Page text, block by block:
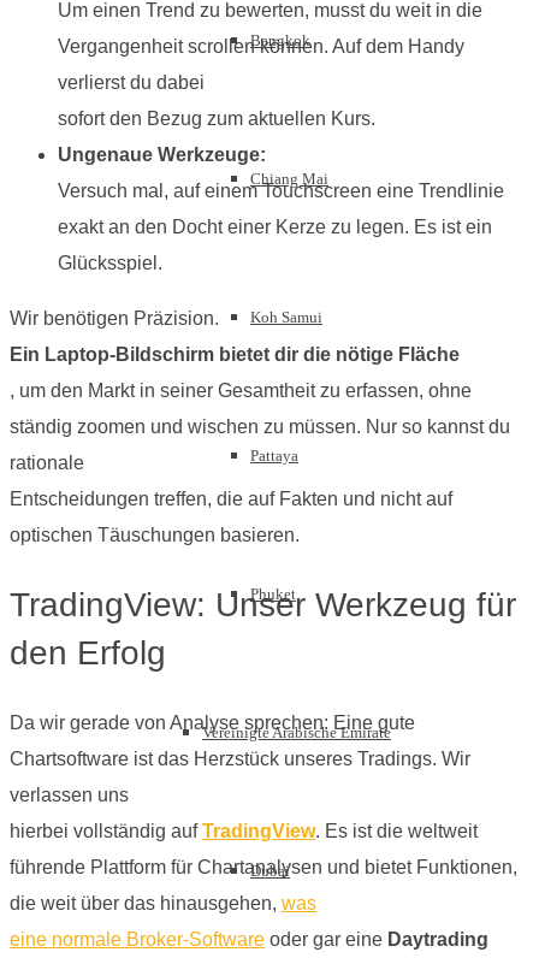
Bangkok
Chiang Mai
Koh Samui
Pattaya
Phuket
Vereinigte Arabische Emirate
Dubai
Um einen Trend zu bewerten, musst du weit in die
Vergangenheit scrollen können. Auf dem Handy
verlierst du dabei
sofort den Bezug zum aktuellen Kurs.
Ungenaue Werkzeuge:
Versuch mal, auf einem Touchscreen eine Trendlinie
exakt an den Docht einer Kerze zu legen. Es ist ein
Glücksspiel.
Wir benötigen Präzision.
Ein Laptop-Bildschirm bietet dir die nötige Fläche
, um den Markt in seiner Gesamtheit zu erfassen, ohne
ständig zoomen und wischen zu müssen. Nur so kannst du
rationale
Entscheidungen treffen, die auf Fakten und nicht auf
optischen Täuschungen basieren.
TradingView: Unser Werkzeug für
den Erfolg
Da wir gerade von Analyse sprechen: Eine gute
Chartsoftware ist das Herzstück unseres Tradings. Wir
verlassen uns
hierbei vollständig aufTradingView. Es ist die weltweit
führende Plattform für Chartanalysen und bietet Funktionen,
die weit über das hinausgehen, was
eine normale Broker-Software oder gar eine Daytrading